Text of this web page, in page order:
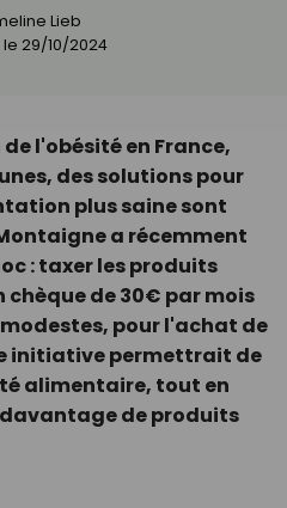
Lieb
le 29/10/2024
l'obésité en France,
des solutions pour
plus saine sont
a récemment
: taxer les produits
chèque de 30€ par mois
pour l'achat de
initiative permettrait de
alimentaire, tout en
de produits